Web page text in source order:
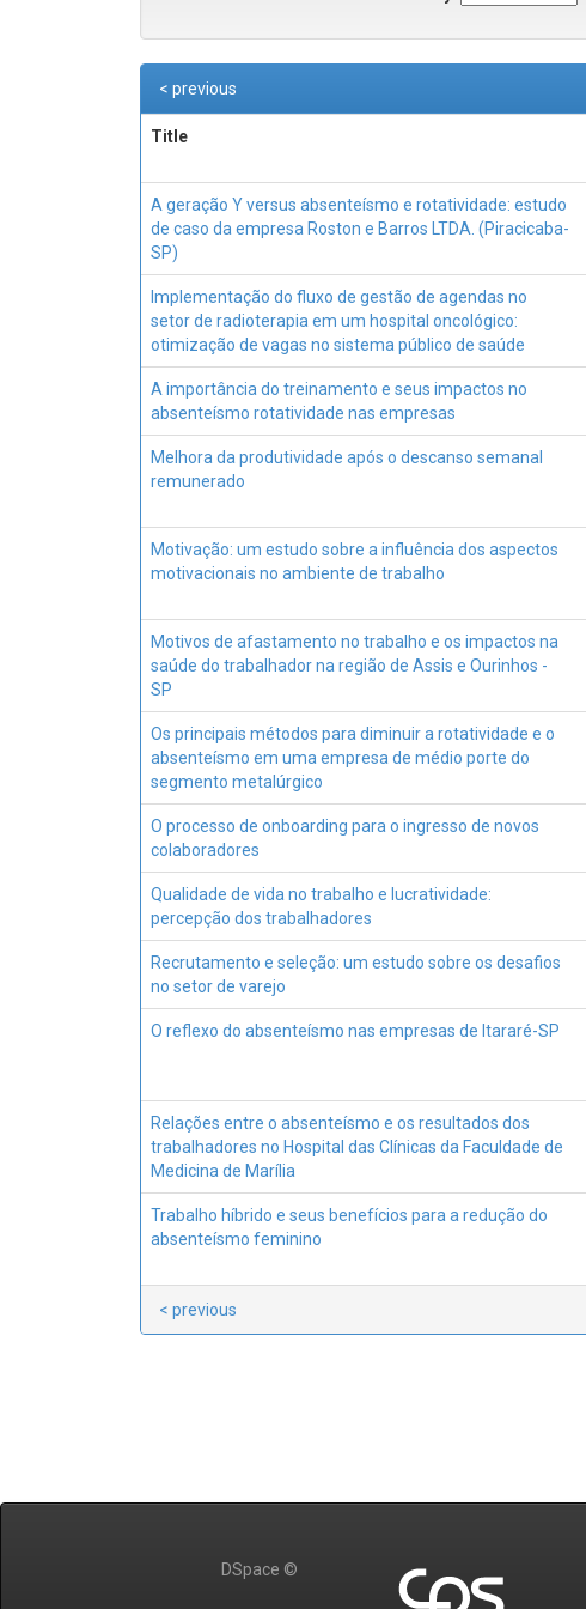
< previous
Title
A geração Y versus absenteísmo e rotatividade: estudo
de caso da empresa Roston e Barros LTDA. (Piracicaba-
SP)
Implementação do fluxo de gestão de agendas no
setor de radioterapia em um hospital oncológico:
otimização de vagas no sistema público de saúde
A importância do treinamento e seus impactos no
absenteísmo rotatividade nas empresas
Melhora da produtividade após o descanso semanal
remunerado
Motivação: um estudo sobre a influência dos aspectos
motivacionais no ambiente de trabalho
Motivos de afastamento no trabalho e os impactos na
saúde do trabalhador na região de Assis e Ourinhos -
SP
Os principais métodos para diminuir a rotatividade e o
absenteísmo em uma empresa de médio porte do
segmento metalúrgico
O processo de onboarding para o ingresso de novos
colaboradores
Qualidade de vida no trabalho e lucratividade:
percepção dos trabalhadores
Recrutamento e seleção: um estudo sobre os desafios
no setor de varejo
O reflexo do absenteísmo nas empresas de Itararé-SP
Relações entre o absenteísmo e os resultados dos
trabalhadores no Hospital das Clínicas da Faculdade de
Medicina de Marília
Trabalho híbrido e seus benefícios para a redução do
absenteísmo feminino
< previous
DSpace ©